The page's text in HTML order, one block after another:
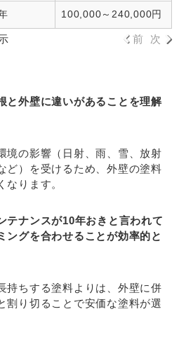
100,000～240,000円
前 次
と外壁に違いがあることを理解
境の影響（日射、雨、雪、放射
ど）を受けるため、外壁の塗料
なります。
テナンスが10年おきと言われて
ングを合わせることが効率的と
持ちする塗料よりは、外壁に併
割り切ることで安価な塗料が選